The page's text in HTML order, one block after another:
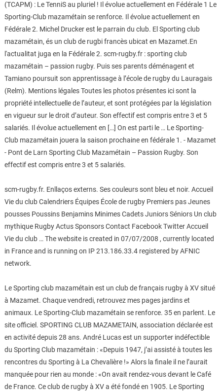
(TCAPM) : Le TenniS au pluriel ! Il évolue actuellement en Fédérale 1 Le
Sporting-Club mazamétain se renforce. Il évolue actuellement en
Fédérale 2. Michel Drucker est le parrain du club. El Sporting club
mazamétain, és un club de rugbi francès ubicat en Mazamet.En
l'actualitat juga en la Fédérale 2. scm-rugby.fr : sporting club
mazamétain – passion rugby. Puis ses parents déménagent et
Tamiano poursuit son apprentissage à l’école de rugby du Lauragais
(Relm). Mentions légales Toutes les photos présentes ici sont la
propriété intellectuelle de l’auteur, et sont protégées par la législation
en vigueur sur le droit d’auteur. Son effectif est compris entre 3 et 5
salariés. Il évolue actuellement en […] On est parti le … Le Sporting-
Club mazamétain jouera la saison prochaine en fédérale 1. - Mazamet
- Pont de Larn Sporting Club Mazamétain – Passion Rugby. Son
effectif est compris entre 3 et 5 salariés.
scm-rugby.fr. Enllaços externs. Ses couleurs sont bleu et noir. Accueil
Vie du club Calendriers Équipes École de rugby Premiers pas Jeunes
pousses Poussins Benjamins Minimes Cadets Juniors Séniors Un club
mythique Rugby Actus Sponsors Contact Facebook Twitter Accueil
Vie du club … The website is created in 07/07/2008 , currently located
in France and is running on IP 213.186.33.4 registered by AFNIC
network.
Le Sporting club mazamétain est un club de français rugby à XV situé
à Mazamet. Chaque vendredi, retrouvez mes pages jardins et
animaux. Le Sporting-Club mazamétain se renforce. 35 en parlent. Le
site officiel. SPORTING CLUB MAZAMETAIN, association déclarée est
en activité depuis 28 ans. André Lucas est un supporter indéfectible
du Sporting Club mazamétain : «Depuis 1947, j’ai assisté à toutes les
rencontres du Sporting à La Chevalière !» Alors la finale il ne l’aurait
manquée pour rien au monde : «On avait rendez-vous devant le Café
de France. Ce club de rugby à XV a été fondé en 1905. Le Sporting